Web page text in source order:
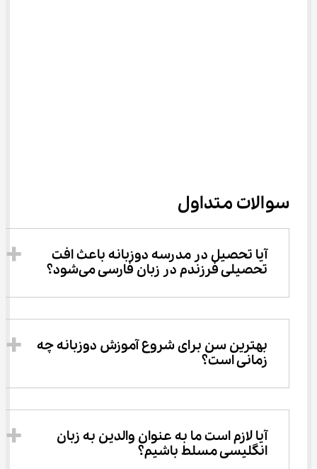
سوالات متداول
آیا تحصیل در مدرسه دوزبانه باعث افت
تحصیلی فرزندم در زبان فارسی می‌شود؟
بهترین سن برای شروع آموزش دوزبانه چه
زمانی است؟
آیا لازم است ما به عنوان والدین به زبان
انگلیسی مسلط باشیم؟